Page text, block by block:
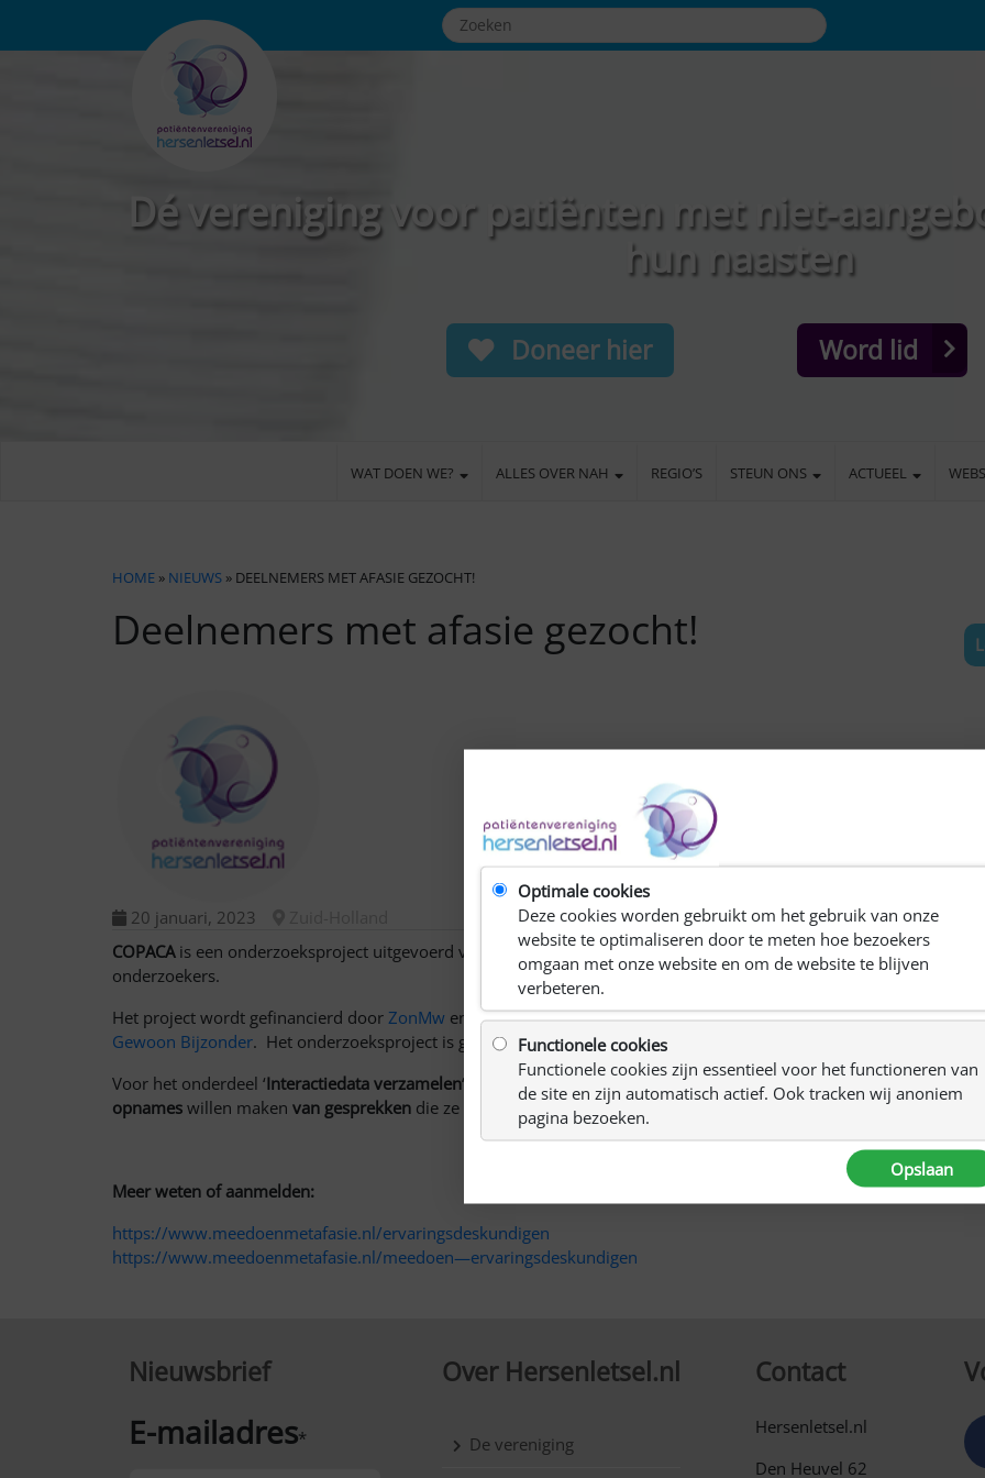
Dé vereniging voor patiënten met niet-
hun naasten
Doneer hier Word lid
WAT DOEN WE? ALLES OVER NAH REGIO’S STEUN ONS ACTUEEL
HOME » NIEUWS » DEELNEMERS MET AFASIE GEZOCHT!
Deelnemers met afasie gezocht!
20 januari, 2023
COPACAis een onderzoeksproject uitgevoerd voor en door mensen met afasie, afasietherapeuten en
onderzoekers.
Het project wordt gefinancierd door ZonMw en de Hersenstichting en is onderdeel van het programma
Gewoon Bijzonder. Het onderzoeksproject is gestart in februari 2021 en duurt 3 jaar.
Voor het onderdeel ‘Interactiedata verzamelen‘ zijn we op zoek naar mensen met afasiedie video-
opnames willen maken van gesprekken die ze voeren.
Meer weten of aanmelden:
https://www.meedoenmetafasie.nl/ervaringsdeskundigen
https://www.meedoenmetafasie.nl/meedoen—ervaringsdeskundigen
Nieuwsbrief
E-mailadres*
Over Hersenletsel.nl
De vereniging
Contact
Hersenletsel.nl
Den Heuvel 62
Optimale cookies
Deze cookies worden gebruikt om het gebruik van onze
website te optimaliseren door te meten hoe bezoekers
omgaan met onze website en om de website te blijven
verbeteren.
Functionele cookies
Functionele cookies zijn essentieel voor het functioneren van
de site en zijn automatisch actief. Ook tracken wij anoniem
pagina bezoeken.
Opslaan